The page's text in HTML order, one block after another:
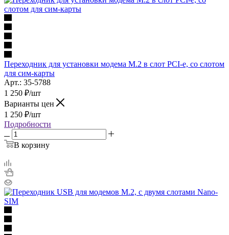
Переходник для установки модема M.2 в слот PCI-e, со слотом
для сим-карты
Арт.: 35-5788
1 250 ₽/шт
Варианты цен
1 250 ₽/шт
Подробности
В корзину